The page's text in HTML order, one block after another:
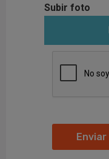
Subir foto